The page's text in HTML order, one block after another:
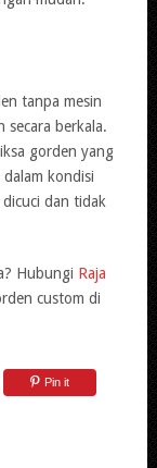
tanpa mesin
secara berkala.
gorden yang
kondisi
dan tidak
Hubungi Raja
custom di
Pin it